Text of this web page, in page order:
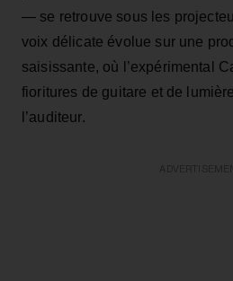
— se retrouve sous les
voix délicate évolue sur une
saisissante, où l’expérimental
fioritures de guitare et de
l’auditeur.